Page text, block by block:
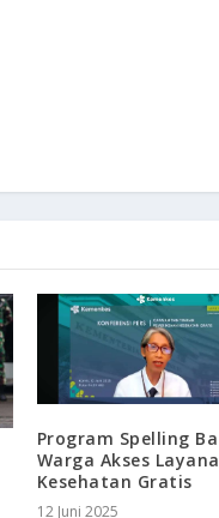
Program Spelling
Warga Akses
Kesehatan Gratis
12 Juni 2025